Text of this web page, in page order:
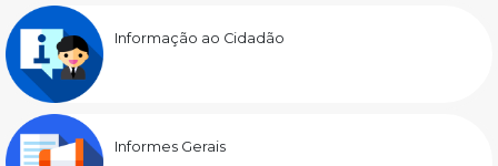
Informação ao Cidadão
Informes Gerais